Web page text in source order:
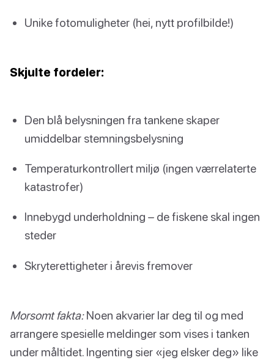
Unike fotomuligheter (hei, nytt profilbilde!)
Skjulte fordeler:
Den blå belysningen fra tankene skaper
umiddelbar stemningsbelysning
Temperaturkontrollert miljø (ingen værrelaterte
katastrofer)
Innebygd underholdning – de fiskene skal ingen
steder
Skryterettigheter i årevis fremover
Morsomt fakta:Noen akvarier lar deg til og med
arrangere spesielle meldinger som vises i tanken
under måltidet. Ingenting sier «jeg elsker deg» like